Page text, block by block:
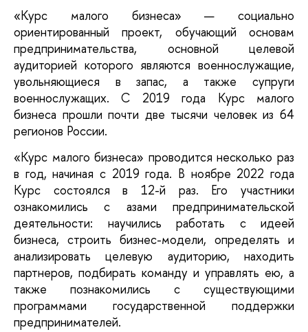
«Курс малого бизнеса» — социально
ориентированный проект, обучающий основам
предпринимательства, основной целевой
аудиторией которого являются военнослужащие,
увольняющиеся в запас, а также супруги
военнослужащих. С 2019 года Курс малого
бизнеса прошли почти две тысячи человек из 64
регионов России.
«Курс малого бизнеса» проводится несколько раз
в год, начиная с 2019 года. В ноябре 2022 года
Курс состоялся в 12-й раз. Его участники
ознакомились с азами предпринимательской
деятельности: научились работать с идеей
бизнеса, строить бизнес-модели, определять и
анализировать целевую аудиторию, находить
партнеров, подбирать команду и управлять ею, а
также познакомились с существующими
программами государственной поддержки
предпринимателей.